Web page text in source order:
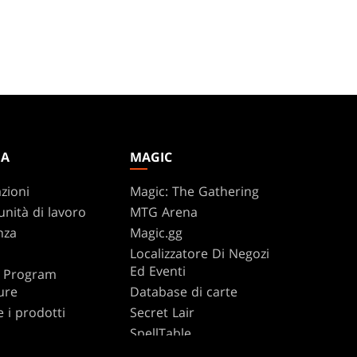
di lavoro
i prodotti
MAGIC
Magic: The Gathering
MTG Arena
Magic.gg
Localizzatore Di Negozi
Ed Eventi
Database di carte
Secret Lair
SpellTable